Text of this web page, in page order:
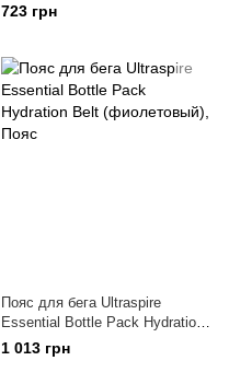
723 грн
Пояс для бега Ultraspire
Essential Bottle Pack Hydration
Belt (фиолетовый)
1 013 грн